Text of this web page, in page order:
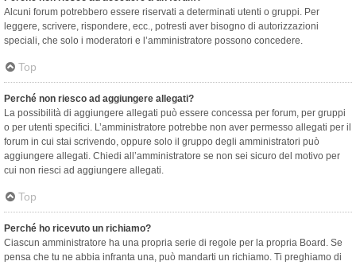
Alcuni forum potrebbero essere riservati a determinati utenti o gruppi. Per
leggere, scrivere, rispondere, ecc., potresti aver bisogno di autorizzazioni
speciali, che solo i moderatori e l’amministratore possono concedere.
Top
Perché non riesco ad aggiungere allegati?
La possibilità di aggiungere allegati può essere concessa per forum, per gruppi
o per utenti specifici. L’amministratore potrebbe non aver permesso allegati per il
forum in cui stai scrivendo, oppure solo il gruppo degli amministratori può
aggiungere allegati. Chiedi all’amministratore se non sei sicuro del motivo per
cui non riesci ad aggiungere allegati.
Top
Perché ho ricevuto un richiamo?
Ciascun amministratore ha una propria serie di regole per la propria Board. Se
pensa che tu ne abbia infranta una, può mandarti un richiamo. Ti preghiamo di